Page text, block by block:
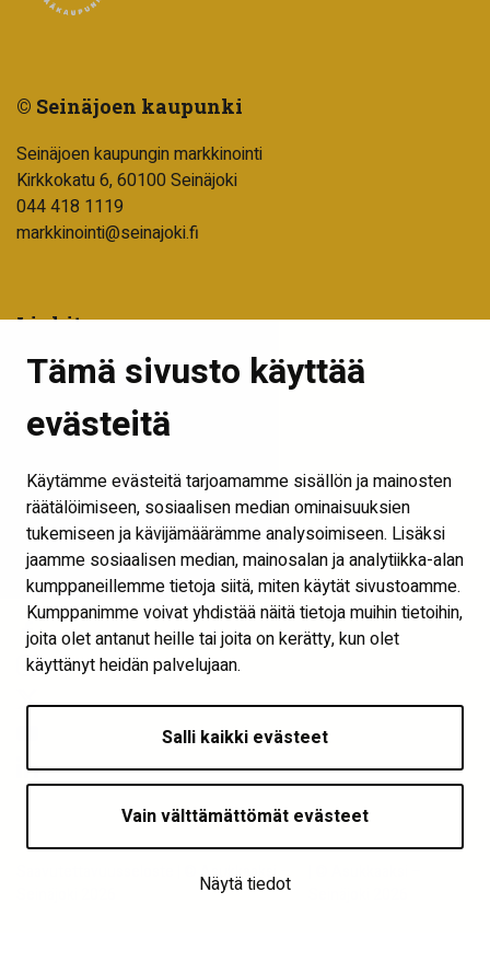
Tämä sivusto käyttää
evästeitä
Käytämme evästeitä tarjoamamme sisällön ja mainosten
räätälöimiseen, sosiaalisen median ominaisuuksien
tukemiseen ja kävijämäärämme analysoimiseen. Lisäksi
jaamme sosiaalisen median, mainosalan ja analytiikka-alan
kumppaneillemme tietoja siitä, miten käytät sivustoamme.
Kumppanimme voivat yhdistää näitä tietoja muihin tietoihin,
joita olet antanut heille tai joita on kerätty, kun olet
käyttänyt heidän palvelujaan.
Salli kaikki evästeet
Vain välttämättömät evästeet
Näytä tiedot
© Seinäjoen kaupunki
Seinäjoen kaupungin markkinointi
Kirkkokatu 6, 60100 Seinäjoki
044 418 1119
markkinointi@seinajoki.fi
Linkit
Tilaa uutiskirje
Seinäjoen kaupunki
Visit Seinäjoki
Näytä evästeasetukset
Seuraa meitä
Saavutettavuusseloste | © Asukkaaksi –